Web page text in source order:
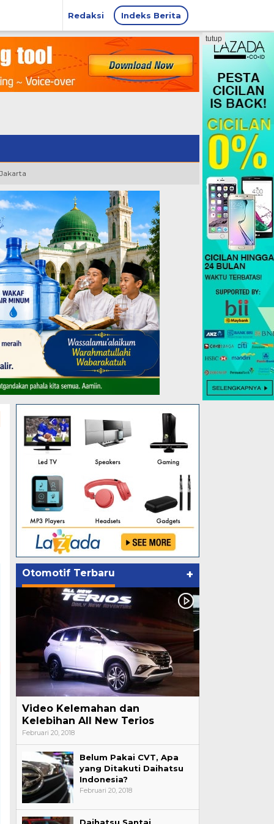
Redaksi Indeks Berita
tutup
Otomotif Terbaru +
Video Kelemahan dan
Kelebihan All New Terios
Februari 20, 2018
Belum Pakai CVT, Apa
yang Ditakuti Daihatsu
Indonesia?
Februari 20, 2018